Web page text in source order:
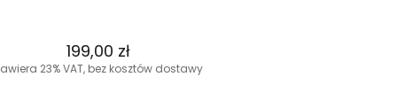
199,00 zł
23% VAT, bez kosztów dostawy